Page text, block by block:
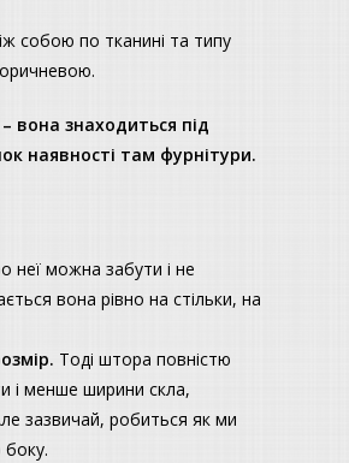
собою по тканині та типу
вона знаходиться під
наявності там фурнітури.
неї можна забути і не
вона рівно на стільки, на
Тоді штора повністю
і менше ширини скла,
зазвичай, робиться як ми